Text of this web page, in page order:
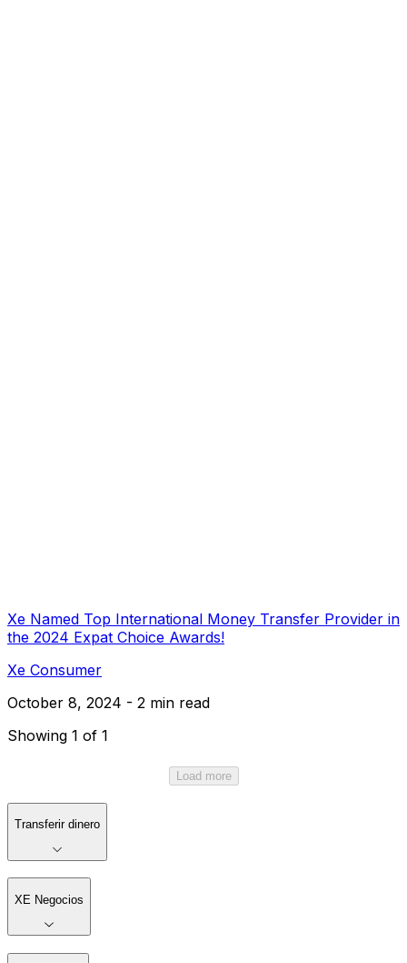
Xe Named Top International Money Transfer Provider in
the 2024 Expat Choice Awards!
Xe Consumer
October 8, 2024 - 2 min read
Showing 1 of 1
Load more
Transferir dinero
XE Negocios